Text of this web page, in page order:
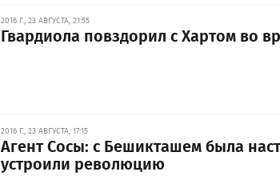
2016 Г., 23 АВГУСТА, 21:55
Гвардиола повздорил с Хартом во
2016 Г., 23 АВГУСТА, 17:15
Агент Сосы: с Бешикташем была
устроили революцию